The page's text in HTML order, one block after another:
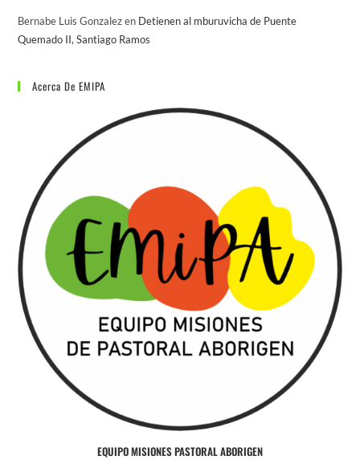
Bernabe Luis Gonzalezen Detienen al mburuvicha de Puente
Quemado II, Santiago Ramos
Acerca De EMIPA
EQUIPO MISIONES PASTORAL ABORIGEN